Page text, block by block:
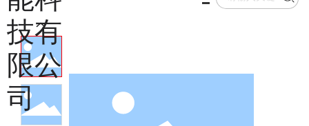
关于我们
VR
新闻资讯